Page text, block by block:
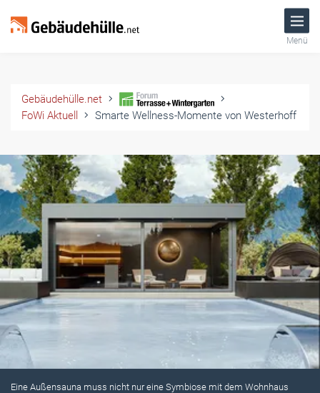
Menü
Gebäudehülle.net
FoWi Aktuell
Smarte Wellness-Momente von Westerhoff
Eine Außensauna muss nicht nur eine Symbiose mit dem Wohnhaus